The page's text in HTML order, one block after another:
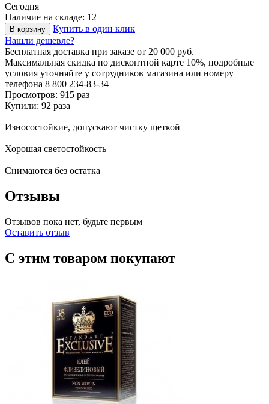
Сегодня
Наличие на складе: 12
В корзину
Купить в один клик
Нашли дешевле?
Бесплатная доставка при заказе от 20 000 руб.
Максимальная скидка по дисконтной карте 10%, подробные
условия уточняйте у сотрудников магазина или номеру
телефона 8 800 234-83-34
Просмотров: 915 раз
Купили: 92 раза
Износостойкие, допускают чистку щеткой
Хорошая светостойкость
Снимаются без остатка
Отзывы
Отзывов пока нет, будьте первым
Оставить отзыв
С этим товаром покупают